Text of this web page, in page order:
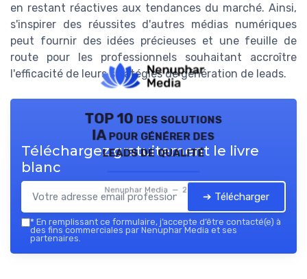
en restant réactives aux tendances du marché. Ainsi,
s'inspirer des réussites d'autres médias numériques
peut fournir des idées précieuses et une feuille de
route pour les professionnels souhaitant accroître
l'efficacité de leurs stratégies de génération de leads.
TOP 10 des solutions
IA pour générer des
leads de qualité
Nenuphar Media — 2026
Téléchargez gratuitement le livre
blanc
➔ Télécharger
* En remplissant ce formulaire, j’accepte d’être contacté(e) à
des fins commerciales par Nenuphar Media et ses
partenaires.